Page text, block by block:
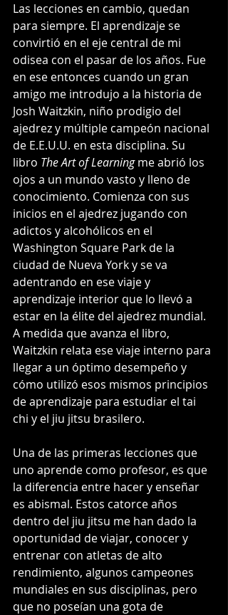
Las lecciones en cambio, quedan
para siempre. El aprendizaje se
convirtió en el eje central de mi
odisea con el pasar de los años. Fue
en ese entonces cuando un gran
amigo me introdujo a la historia de
Josh Waitzkin, niño prodigio del
ajedrez y múltiple campeón nacional
de E.E.U.U. en esta disciplina. Su
libro The Art of Learning me abrió los
ojos a un mundo vasto y lleno de
conocimiento. Comienza con sus
inicios en el ajedrez jugando con
adictos y alcohólicos en el
Washington Square Park de la
ciudad de Nueva York y se va
adentrando en ese viaje y
aprendizaje interior que lo llevó a
estar en la élite del ajedrez mundial.
A medida que avanza el libro,
Waitzkin relata ese viaje interno para
llegar a un óptimo desempeño y
cómo utilizó esos mismos principios
de aprendizaje para estudiar el tai
chi y el jiu jitsu brasilero.
Una de las primeras lecciones que
uno aprende como profesor, es que
la diferencia entre hacer y enseñar
es abismal. Estos catorce años
dentro del jiu jitsu me han dado la
oportunidad de viajar, conocer y
entrenar con atletas de alto
rendimiento, algunos campeones
mundiales en sus disciplinas, pero
que no poseían una gota de